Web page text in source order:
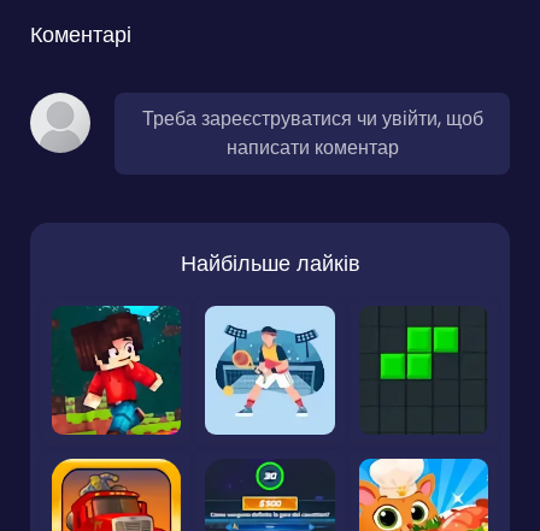
Коментарі
Треба зареєструватися чи увійти, щоб
написати коментар
Найбільше лайків